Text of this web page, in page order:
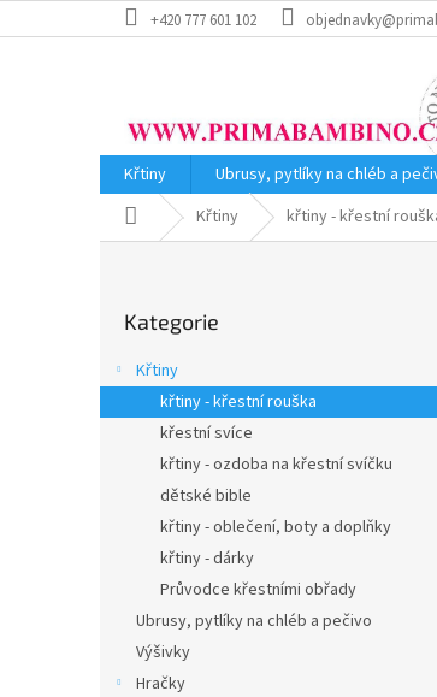
na
+420 777 601 102
Křtiny Ubrusy, pytlíky na chléb a
Domů Křtiny křtiny - křestní
a
n
kategorie
Kategorie
Křtiny
křtiny - křestní rouška
křestní svíce
křtiny - ozdoba na křestní svíčku
dětské bible
křtiny - oblečení, boty a doplňky
křtiny - dárky
Průvodce křestními obřady
Ubrusy, pytlíky na chléb a pečivo
Výšivky
Hračky